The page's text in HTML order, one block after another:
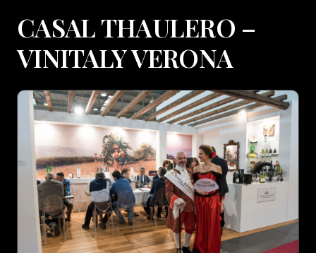
CASAL THAULERO –
VINITALY VERONA